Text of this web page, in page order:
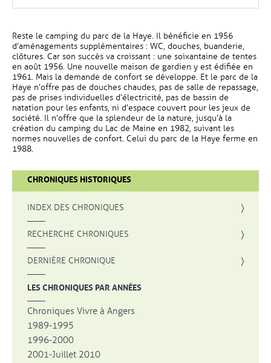
Reste le camping du parc de la Haye. Il bénéficie en 1956
d’aménagements supplémentaires : WC, douches, buanderie,
clôtures. Car son succès va croissant : une soixantaine de tentes
en août 1956. Une nouvelle maison de gardien y est édifiée en
1961. Mais la demande de confort se développe. Et le parc de la
Haye n’offre pas de douches chaudes, pas de salle de repassage,
pas de prises individuelles d’électricité, pas de bassin de
natation pour les enfants, ni d’espace couvert pour les jeux de
société. Il n’offre que la splendeur de la nature, jusqu’à la
création du camping du Lac de Maine en 1982, suivant les
normes nouvelles de confort. Celui du parc de la Haye ferme en
1988.
CHRONIQUES HISTORIQUES
INDEX DES CHRONIQUES
RECHERCHE CHRONIQUES , OUVRE UNE NOUVELLE FENÊTRE
DERNIÈRE CHRONIQUE
LES CHRONIQUES PAR ANNÉES
Chroniques Vivre à Angers
1989-1995
1996-2000
2001-Juillet 2010